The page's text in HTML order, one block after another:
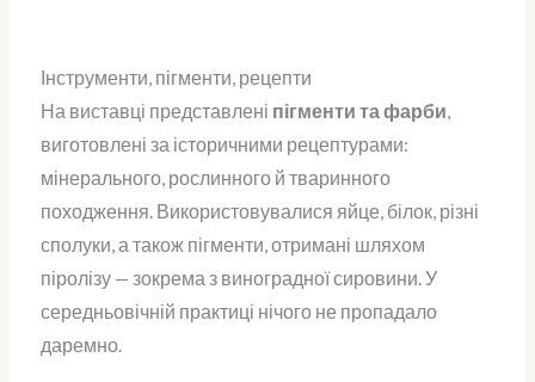
Інструменти, пігменти, рецепти
На виставці представлені пігменти та фарби,
виготовлені за історичними рецептурами:
мінерального, рослинного й тваринного
походження. Використовувалися яйце, білок, різні
сполуки, а також пігменти, отримані шляхом
піролізу — зокрема з виноградної сировини. У
середньовічній практиці нічого не пропадало
даремно.